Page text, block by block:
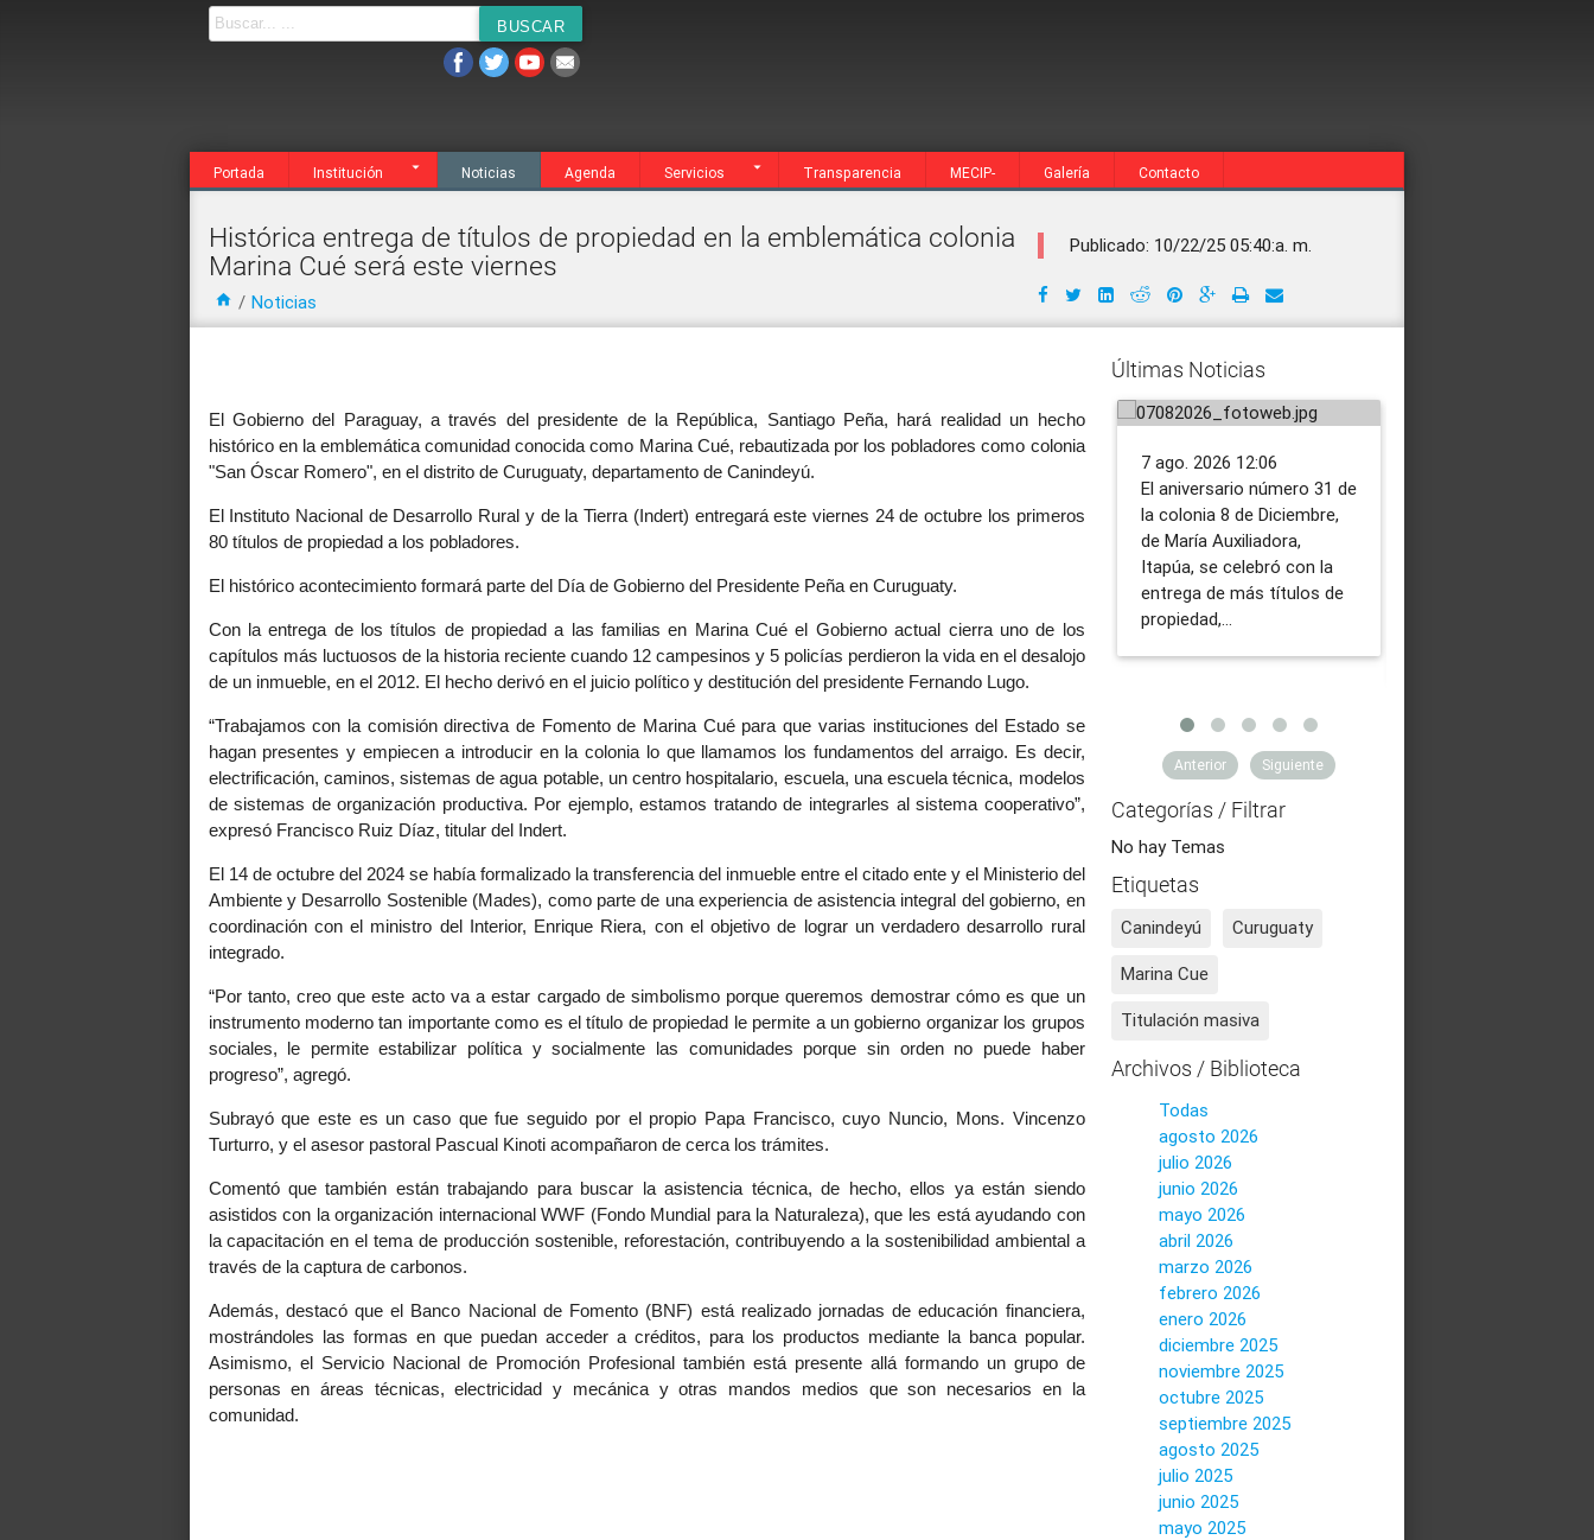
Portada Institución Noticias Agenda Servicios Transparencia MECIP- Galería Contacto
Agenda Servicios Transparencia
Histórica entrega de títulos de propiedad en la emblemática colonia
Marina Cué será este viernes
home / Noticias
Publicado: 10/22/25 05:40:a. m.
El Gobierno del Paraguay, a través del presidente de la República, Santiago Peña, hará realidad un hecho
histórico en la emblemática comunidad conocida como Marina Cué, rebautizada por los pobladores como colonia
"San Óscar Romero", en el distrito de Curuguaty, departamento de Canindeyú.
El Instituto Nacional de Desarrollo Rural y de la Tierra (Indert) entregará este viernes 24 de octubre los primeros
80 títulos de propiedad a los pobladores.
El histórico acontecimiento formará parte del Día de Gobierno del Presidente Peña en Curuguaty.
Con la entrega de los títulos de propiedad a las familias en Marina Cué el Gobierno actual cierra uno de los
capítulos más luctuosos de la historia reciente cuando 12 campesinos y 5 policías perdieron la vida en el desalojo
de un inmueble, en el 2012. El hecho derivó en el juicio político y destitución del presidente Fernando Lugo.
“Trabajamos con la comisión directiva de Fomento de Marina Cué para que varias instituciones del Estado se
hagan presentes y empiecen a introducir en la colonia lo que llamamos los fundamentos del arraigo. Es decir,
electrificación, caminos, sistemas de agua potable, un centro hospitalario, escuela, una escuela técnica, modelos
de sistemas de organización productiva. Por ejemplo, estamos tratando de integrarles al sistema cooperativo”,
expresó Francisco Ruiz Díaz, titular del Indert.
El 14 de octubre del 2024 se había formalizado la transferencia del inmueble entre el citado ente y el Ministerio del
Ambiente y Desarrollo Sostenible (Mades), como parte de una experiencia de asistencia integral del gobierno, en
coordinación con el ministro del Interior, Enrique Riera, con el objetivo de lograr un verdadero desarrollo rural
integrado.
“Por tanto, creo que este acto va a estar cargado de simbolismo porque queremos demostrar cómo es que un
instrumento moderno tan importante como es el título de propiedad le permite a un gobierno organizar los grupos
sociales, le permite estabilizar política y socialmente las comunidades porque sin orden no puede haber
progreso”, agregó.
Subrayó que este es un caso que fue seguido por el propio Papa Francisco, cuyo Nuncio, Mons. Vincenzo
Turturro, y el asesor pastoral Pascual Kinoti acompañaron de cerca los trámites.
Comentó que también están trabajando para buscar la asistencia técnica, de hecho, ellos ya están siendo
asistidos con la organización internacional WWF (Fondo Mundial para la Naturaleza), que les está ayudando con
la capacitación en el tema de producción sostenible, reforestación, contribuyendo a la sostenibilidad ambiental a
través de la captura de carbonos.
Además, destacó que el Banco Nacional de Fomento (BNF) está realizado jornadas de educación financiera,
mostrándoles las formas en que puedan acceder a créditos, para los productos mediante la banca popular.
Asimismo, el Servicio Nacional de Promoción Profesional también está presente allá formando un grupo de
personas en áreas técnicas, electricidad y mecánica y otras mandos medios que son necesarios en la
comunidad.
Últimas Noticias
Tras 31 años de lucha,
Itapúa acceden a la
tierra propia, gracias a
la nueva ruralidad
Gobierno
7 ago. 2026 12:06
​El aniversario número 31 de
la colonia 8 de Diciembre,
de María Auxiliadora,
Itapúa, se celebró con la
entrega de más títulos de
propiedad,…
Anterior Siguiente
Categorías / Filtrar
No hay Temas
Etiquetas
Canindeyú Curuguaty
Marina Cue
Titulación masiva
Archivos / Biblioteca
Todas
agosto 2026
julio 2026
junio 2026
mayo 2026
abril 2026
marzo 2026
febrero 2026
enero 2026
diciembre 2025
noviembre 2025
octubre 2025
septiembre 2025
agosto 2025
julio 2025
junio 2025
mayo 2025